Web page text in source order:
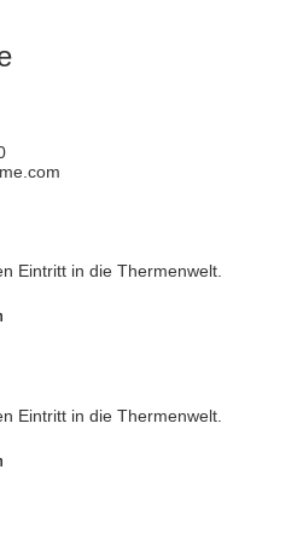
Eintritt in die Thermenwelt.
Eintritt in die Thermenwelt.